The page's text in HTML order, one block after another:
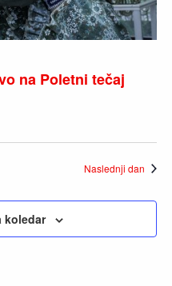
na Poletni tečaj
Naslednji dan
koledar